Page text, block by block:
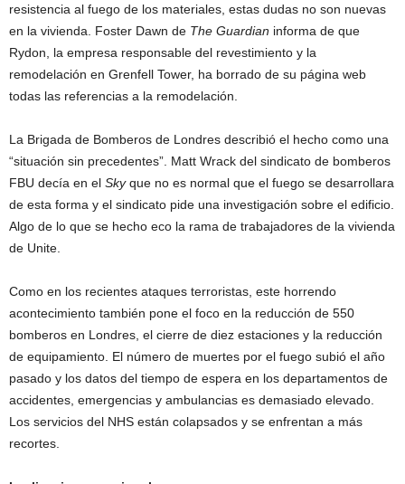
resistencia al fuego de los materiales, estas dudas no son nuevas
en la vivienda. Foster Dawn de The Guardian informa de que
Rydon, la empresa responsable del revestimiento y la
remodelación en Grenfell Tower, ha borrado de su página web
todas las referencias a la remodelación.
La Brigada de Bomberos de Londres describió el hecho como una
“situación sin precedentes”. Matt Wrack del sindicato de bomberos
FBU decía en el Skyque no es normal que el fuego se desarrollara
de esta forma y el sindicato pide una investigación sobre el edificio.
Algo de lo que se hecho eco la rama de trabajadores de la vivienda
de Unite.
Como en los recientes ataques terroristas, este horrendo
acontecimiento también pone el foco en la reducción de 550
bomberos en Londres, el cierre de diez estaciones y la reducción
de equipamiento. El número de muertes por el fuego subió el año
pasado y los datos del tiempo de espera en los departamentos de
accidentes, emergencias y ambulancias es demasiado elevado.
Los servicios del NHS están colapsados y se enfrentan a más
recortes.